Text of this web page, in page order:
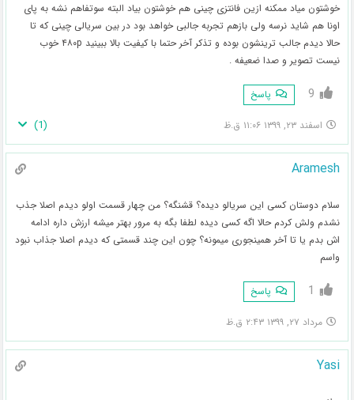
خوشتون میاد ممکنه ازین فانتزی چینی هم خوشتون بیاد البته سوتفاهم نشه به پای
اونا هم شاید نرسه ولی بازهم تجربه جالبی خواهد بود در بین سریالی چینی که تا
حالا دیدم جالب ترینشون بوده و تذکر آخر حتما با کیفیت بالا ببینید ۴۸۰p خوب
نیست تصویر و صدا ضعیفه .
9 پاسخ
اسفند ۲۳, ۱۳۹۹ ۱۱:۰۶ ق.ظ (
1
)
Aramesh
سلام دوستان کسی این سریالو دیده؟ قشنگه؟ من چهار قسمت اولو دیدم اصلا جذب
نشدم ولش کردم حالا اگه کسی دیده لطفا بگه به مرور بهتر میشه ارزش داره ادامه
اش بدم یا تا آخر همینجوری میمونه؟ چون این چند قسمتی که دیدم اصلا جذاب نبود
واسم
1 پاسخ
مرداد ۲۷, ۱۳۹۹ ۲:۴۳ ق.ظ
Yasi